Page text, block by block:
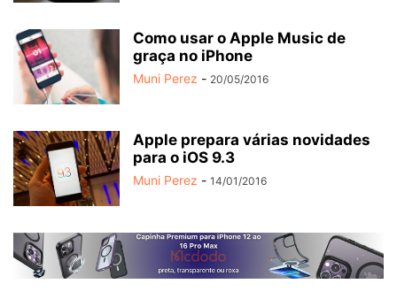
Como usar o Apple Music de
graça no iPhone
Muni Perez - 20/05/2016
Apple prepara várias novidades
para o iOS 9.3
Muni Perez - 14/01/2016